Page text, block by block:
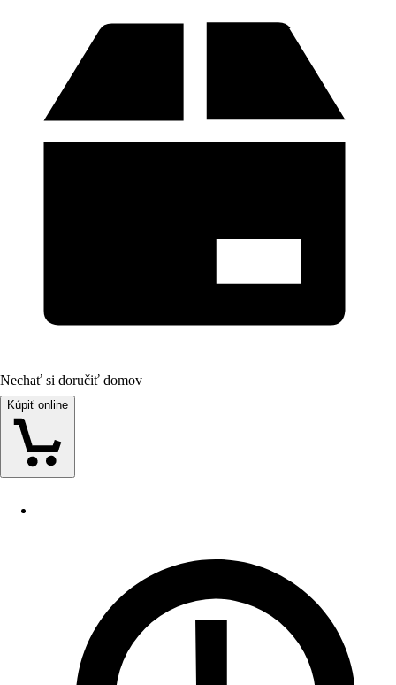
Nechať si doručiť domov
Kúpiť online